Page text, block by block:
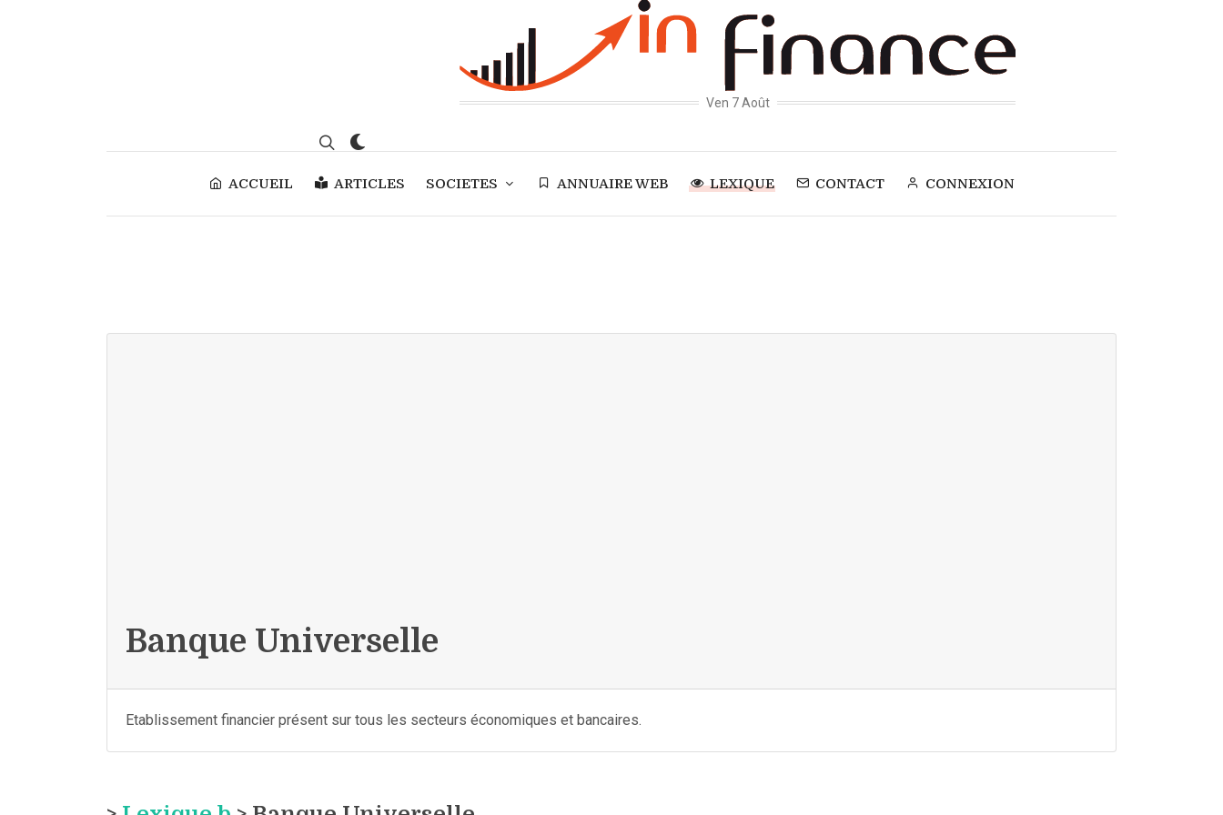
Ven 7 Août
ACCUEIL ARTICLES SOCIETES ANNUAIRE WEB LEXIQUE CONTACT CONNEXION
Banque Universelle
Etablissement financier présent sur tous les secteurs économiques et bancaires.